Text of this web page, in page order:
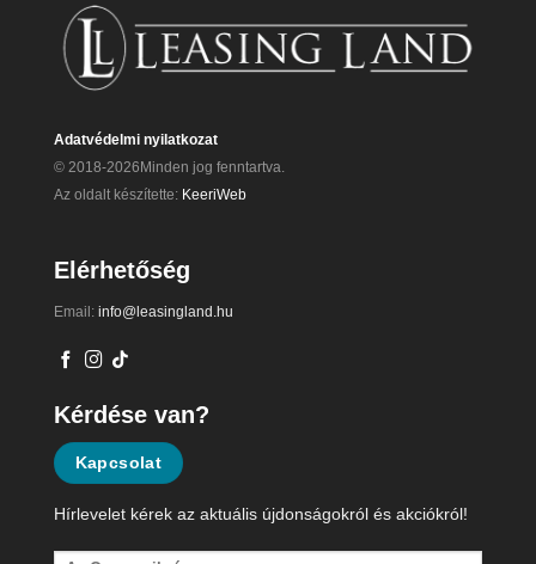
Adatvédelmi nyilatkozat
© 2018-2026Minden jog fenntartva.
Az oldalt készítette: KeeriWeb
Elérhetőség
Email: info@leasingland.hu
Kérdése van?
Kapcsolat
Hírlevelet kérek az aktuális újdonságokról és akciókról!